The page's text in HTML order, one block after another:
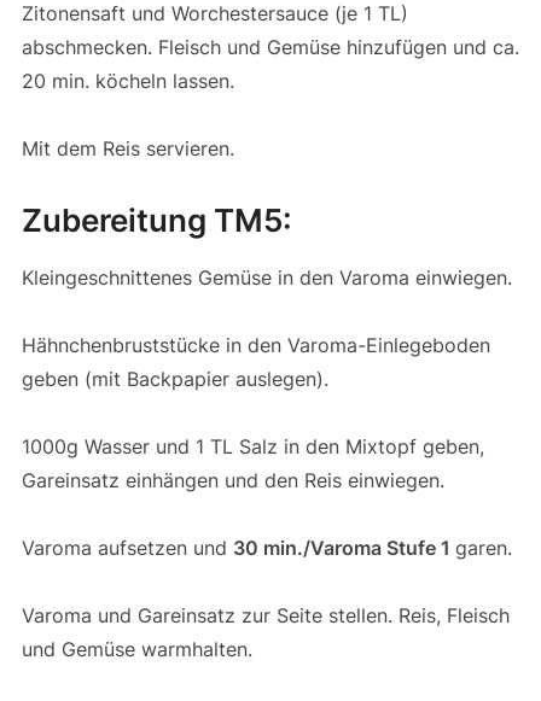
Zitonensaft und Worchestersauce (je 1 TL)
abschmecken. Fleisch und Gemüse hinzufügen und ca.
20 min. köcheln lassen.
Mit dem Reis servieren.
Zubereitung TM5:
Kleingeschnittenes Gemüse in den Varoma einwiegen.
Hähnchenbruststücke in den Varoma-Einlegeboden
geben (mit Backpapier auslegen).
1000g Wasser und 1 TL Salz in den Mixtopf geben,
Gareinsatz einhängen und den Reis einwiegen.
Varoma aufsetzen und 30 min./Varoma Stufe 1 garen.
Varoma und Gareinsatz zur Seite stellen. Reis, Fleisch
und Gemüse warmhalten.